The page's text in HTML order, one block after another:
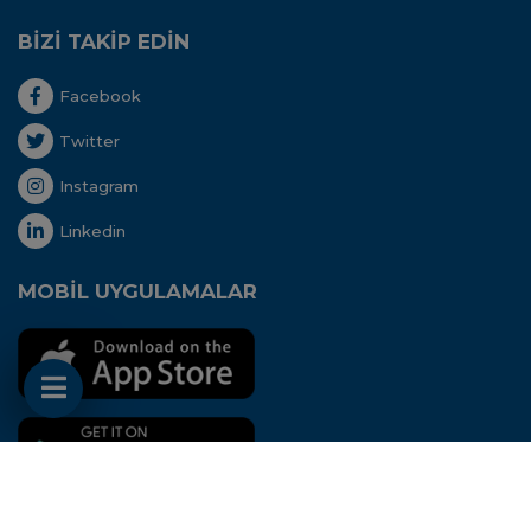
BİZİ TAKİP EDİN
Facebook
Twitter
Instagram
Linkedin
MOBİL UYGULAMALAR